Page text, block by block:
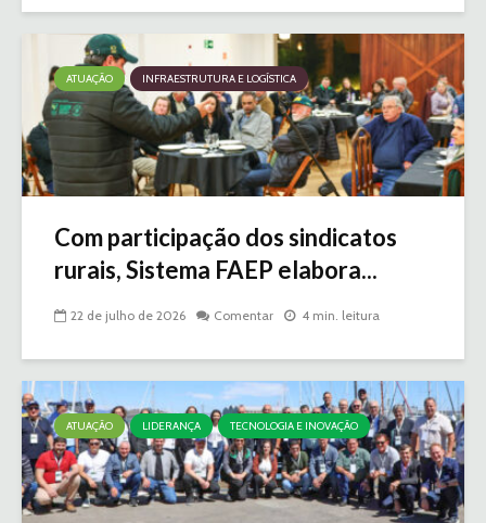
ATUAÇÃO INFRAESTRUTURA E LOGÍSTICA
Com participação dos sindicatos
rurais, Sistema FAEP elabora...
22 de julho de 2026 Comentar 4 min. leitura
ATUAÇÃO LIDERANÇA TECNOLOGIA E INOVAÇÃO